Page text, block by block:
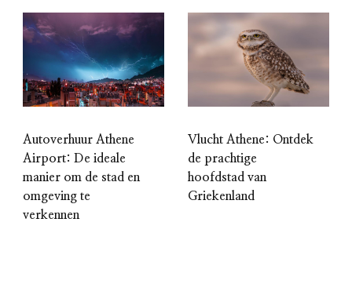
Autoverhuur Athene
Airport: De ideale
manier om de stad en
omgeving te
verkennen
Vlucht Athene: Ontdek
de prachtige
hoofdstad van
Griekenland